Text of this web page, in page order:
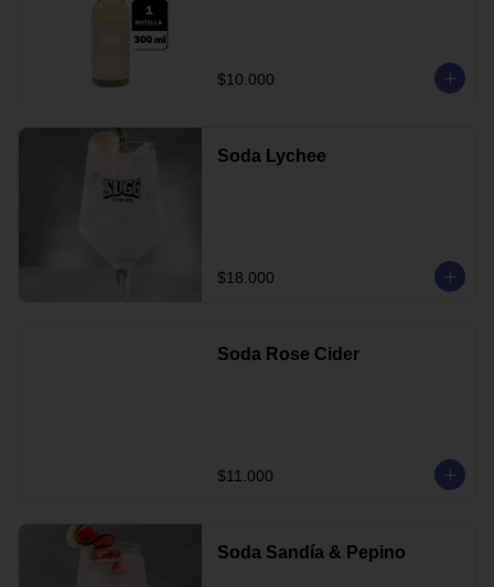
$10.000
Soda Lychee
$18.000
Soda Rose Cider
$11.000
Soda Sandía & Pepino